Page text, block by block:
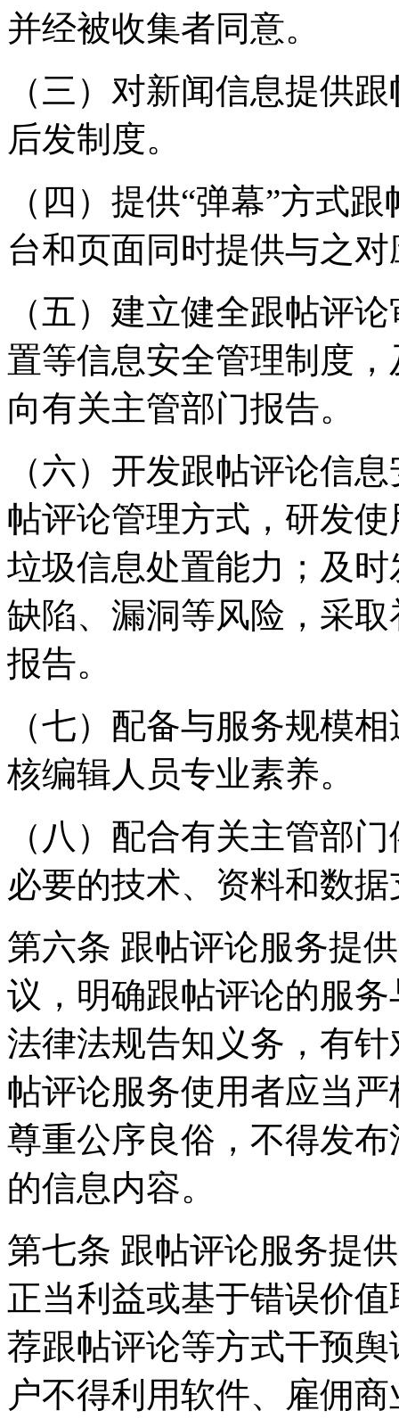
并经被收集者同意。
（三）对新闻信息提供
后发制度。
（四）提供“弹幕”方式
台和页面同时提供与之
（五）建立健全跟帖评
置等信息安全管理制度
向有关主管部门报告。
（六）开发跟帖评论信
帖评论管理方式，研发
垃圾信息处置能力；及
缺陷、漏洞等风险，采
报告。
（七）配备与服务规模
核编辑人员专业素养。
（八）配合有关主管部
必要的技术、资料和数
第六条 跟帖评论服务提
议，明确跟帖评论的服
法律法规告知义务，有
帖评论服务使用者应当
尊重公序良俗，不得发
的信息内容。
第七条 跟帖评论服务提
正当利益或基于错误价
荐跟帖评论等方式干预
户不得利用软件、雇佣